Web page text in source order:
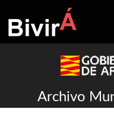
to
content
Archivo